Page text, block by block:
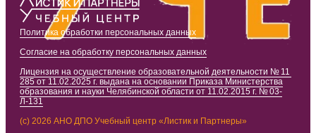
Политика обработки персональных данных
Согласие на обработку персональных данных
Лицензия на осуществление образовательной деятельности № 11
285 от 11.02.2025 г. выдана на основании Приказа Министерства
образования и науки Челябинской области от 11.02.2015 г. № 03-
Л-131
(c) 2026 АНО ДПО Учебный центр «Листик и Партнеры»